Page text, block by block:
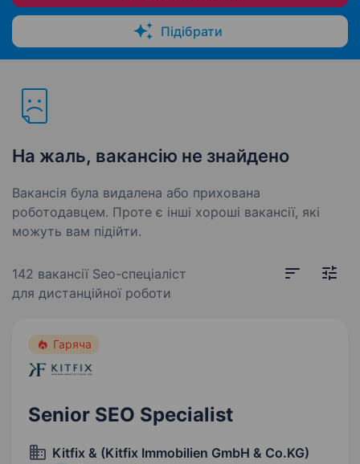
Підібрати
На жаль, вакансію не знайдено
Вакансія була видалена або прихована
роботодавцем. Проте є інші хороші вакансії, які
можуть вам підійти.
142 вакансії Seo-спеціаліст
для дистанційної роботи
Гаряча
Senior SEO Specialist
Kitfix & (Kitfix Immobilien GmbH & Co.KG)